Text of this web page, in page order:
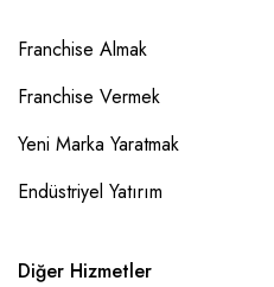
Franchise Almak
Franchise Vermek
Yeni Marka Yaratmak
Endüstriyel Yatırım
Diğer Hizmetler